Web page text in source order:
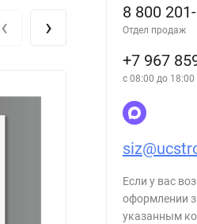
‹ ›
8 800
Отдел продаж
+7 967
с 08:00 до 18:00
Если у вас
оформлении
указанным